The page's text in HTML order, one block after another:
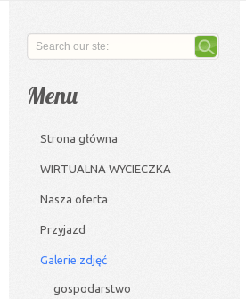
Menu
Strona główna
WIRTUALNA WYCIECZKA
Nasza oferta
Przyjazd
Galerie zdjęć
gospodarstwo